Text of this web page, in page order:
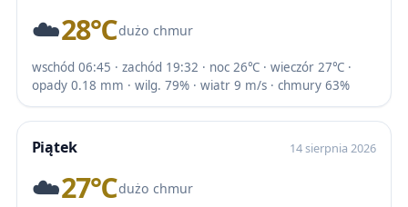
☁️28℃dużo chmur
wschód 06:45 · zachód 19:32 · noc 26℃ · wieczór 27℃ ·
opady 0.18 mm · wilg. 79% · wiatr 9 m/s · chmury 63%
Piątek 14 sierpnia 2026
☁️27℃dużo chmur